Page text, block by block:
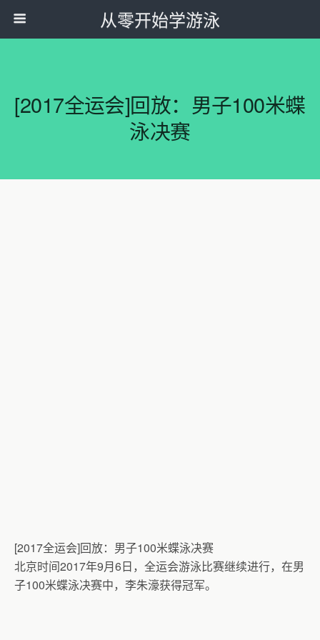
从零开始学游泳
[2017全运会]回放：男子100米蝶
泳决赛
[2017全运会]回放：男子100米蝶泳决赛
北京时间2017年9月6日，全运会游泳比赛继续进行，在男
子100米蝶泳决赛中，李朱濠获得冠军。